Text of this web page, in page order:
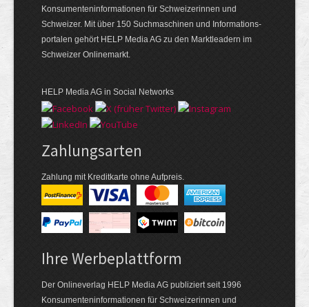
Konsumenten­informationen für Schweizerinnen und
Schweizer. Mit über 150 Suchmaschinen und Informations­
portalen gehört HELP Media AG zu den Marktleadern im
Schweizer Onlinemarkt.
HELP Media AG in Social Networks
Zahlungsarten
Zahlung mit Kreditkarte ohne Aufpreis.
Ihre Werbeplattform
Der Onlineverlag HELP Media AG publiziert seit 1996
Konsumenten­informationen für Schweizerinnen und